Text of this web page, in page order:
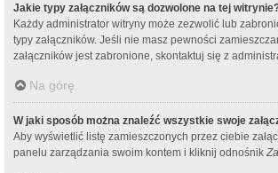
Jakie typy załączników są dozwolone na tej
Każdy administrator witryny może zezwolić lub
typy załączników. Jeśli nie masz pewności
załączników jest zabronione, skontaktuj się z
Na górę
W jaki sposób można znaleźć wszystkie swoje
Aby wyświetlić listę zamieszczonych przez ciebie
panelu zarządzania swoim kontem i kliknij odnośnik